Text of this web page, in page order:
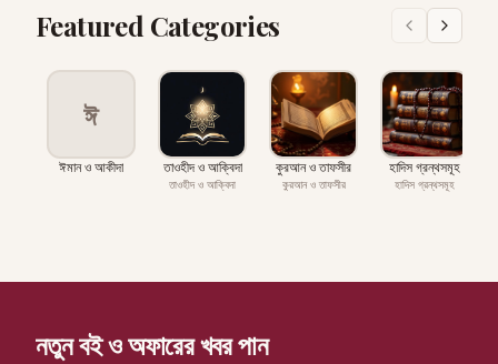
Featured Categories
ঈ
ঈমান ও আকীদা তাওহীদ ও আক্বিদা
তাওহীদ ও আক্বিদা
কুরআন ও তাফসীর
কুরআন ও তাফসীর
হাদিস গ্রন্থসমূহ
হাদিস গ্রন্থসমূহ
নতুন বই ও অফারের খবর পান